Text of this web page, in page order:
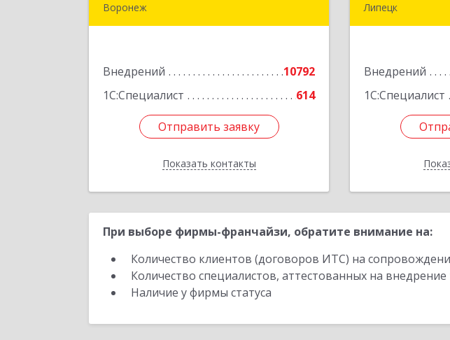
Воронеж
Внедрений
10792
1С:Специалист
614
Отправить заявку
Показать контакты
Подробнее
Отправить заявку
Назад
Липецк
Внедрений
1С:Специалист
При выборе фирмы-франчайзи, обратите внимание на:
Количество клиентов (договоров ИТС) на
Количество специалистов, аттестованных на
Наличие у фирмы статуса